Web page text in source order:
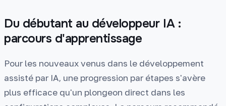
Du débutant au développeur IA :
parcours d'apprentissage
Pour les nouveaux venus dans le développement
assisté par IA, une progression par étapes s'avère
plus efficace qu'un plongeon direct dans les